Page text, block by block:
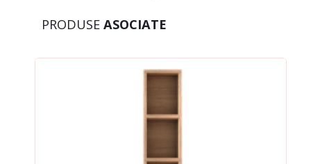
PRODUSE ASOCIATE